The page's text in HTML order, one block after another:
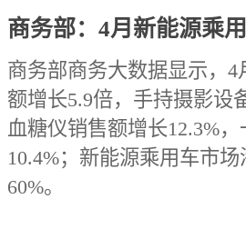
商务部：4月新能源乘
商务部商务大数据显示，
额增长5.9倍，手持摄影设
血糖仪销售额增长12.3%
10.4%；新能源乘用车市
60%。